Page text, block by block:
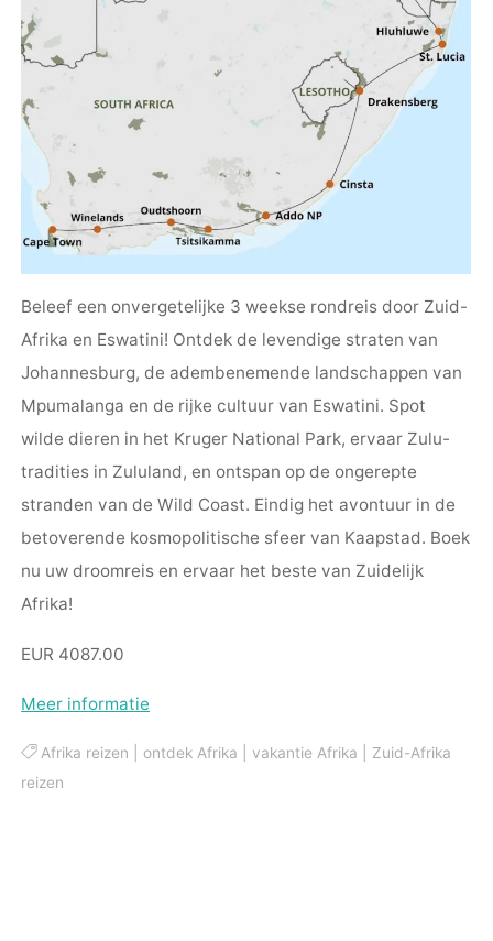
Beleef een onvergetelijke 3 weekse rondreis door Zuid-
Afrika en Eswatini! Ontdek de levendige straten van
Johannesburg, de adembenemende landschappen van
Mpumalanga en de rijke cultuur van Eswatini. Spot
wilde dieren in het Kruger National Park, ervaar Zulu-
tradities in Zululand, en ontspan op de ongerepte
stranden van de Wild Coast. Eindig het avontuur in de
betoverende kosmopolitische sfeer van Kaapstad. Boek
nu uw droomreis en ervaar het beste van Zuidelijk
Afrika!
EUR 4087.00
Meer informatie
Afrika reizen ontdek Afrika vakantie Afrika
Zuid-Afrika
reizen